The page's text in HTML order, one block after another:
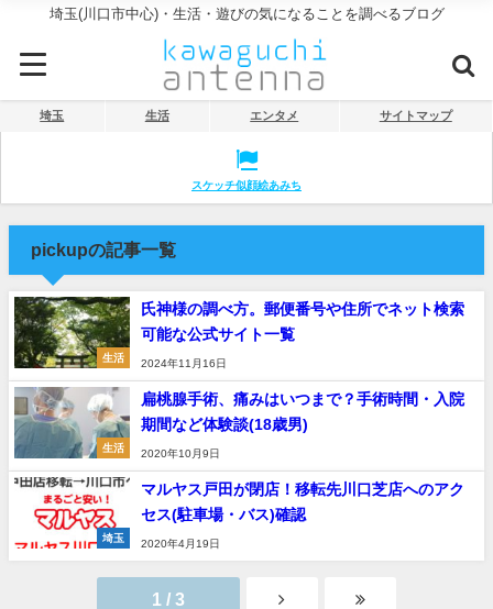
埼玉(川口市中心)・生活・遊びの気になることを調べるブログ
埼玉 生活 エンタメ サイトマップ
スケッチ似顔絵あみち
pickupの記事一覧
生活
氏神様の調べ方。郵便番号や住所でネット検索
可能な公式サイト一覧
2024年11月16日
生活
扁桃腺手術、痛みはいつまで？手術時間・入院
期間など体験談(18歳男)
2020年10月9日
埼玉
マルヤス戸田が閉店！移転先川口芝店へのアク
セス(駐車場・バス)確認
2020年4月19日
1 / 3